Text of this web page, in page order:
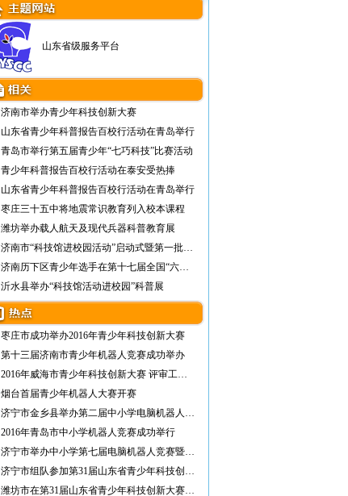
山东省级服务平台
济南市举办青少年科技创新大赛
山东省青少年科普报告百校行活动在青岛举行
青岛市举行第五届青少年“七巧科技”比赛活动
青少年科普报告百校行活动在泰安受热捧
山东省青少年科普报告百校行活动在青岛举行
枣庄三十五中将地震常识教育列入校本课程
潍坊举办载人航天及现代兵器科普教育展
济南市“科技馆进校园活动”启动式暨第一批“…
济南历下区青少年选手在第十七届全国“六一”…
沂水县举办“科技馆活动进校园”科普展
枣庄市成功举办2016年青少年科技创新大赛
第十三届济南市青少年机器人竞赛成功举办
2016年威海市青少年科技创新大赛 评审工作圆满结束
烟台首届青少年机器人大赛开赛
济宁市金乡县举办第二届中小学电脑机器人比赛
2016年青岛市中小学机器人竞赛成功举行
济宁市举办中小学第七届电脑机器人竞赛暨第一届创客节
济宁市组队参加第31届山东省青少年科技创新大赛
潍坊市在第31届山东省青少年科技创新大赛中取得优异成绩